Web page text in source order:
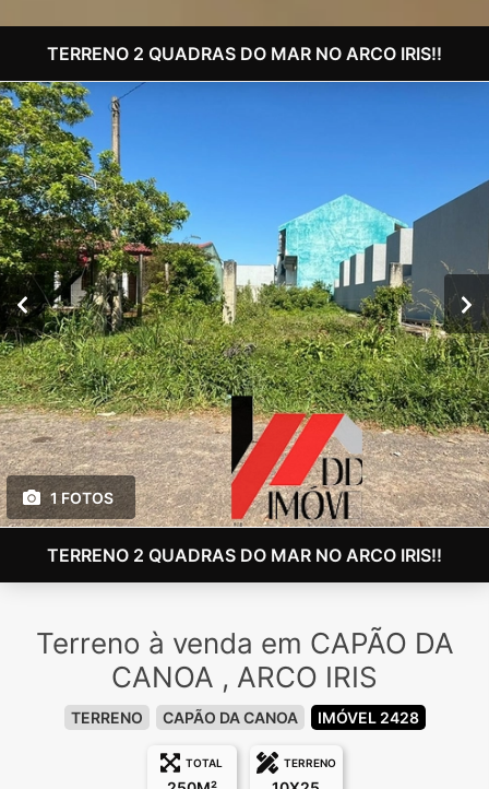
TERRENO 2 QUADRAS DO MAR NO ARCO IRIS!!
1 FOTOS
TERRENO 2 QUADRAS DO MAR NO ARCO IRIS!!
Terreno à venda em CAPÃO DA
CANOA , ARCO IRIS
TERRENO CAPÃO DA CANOA IMÓVEL 2428
TOTAL TERRENO